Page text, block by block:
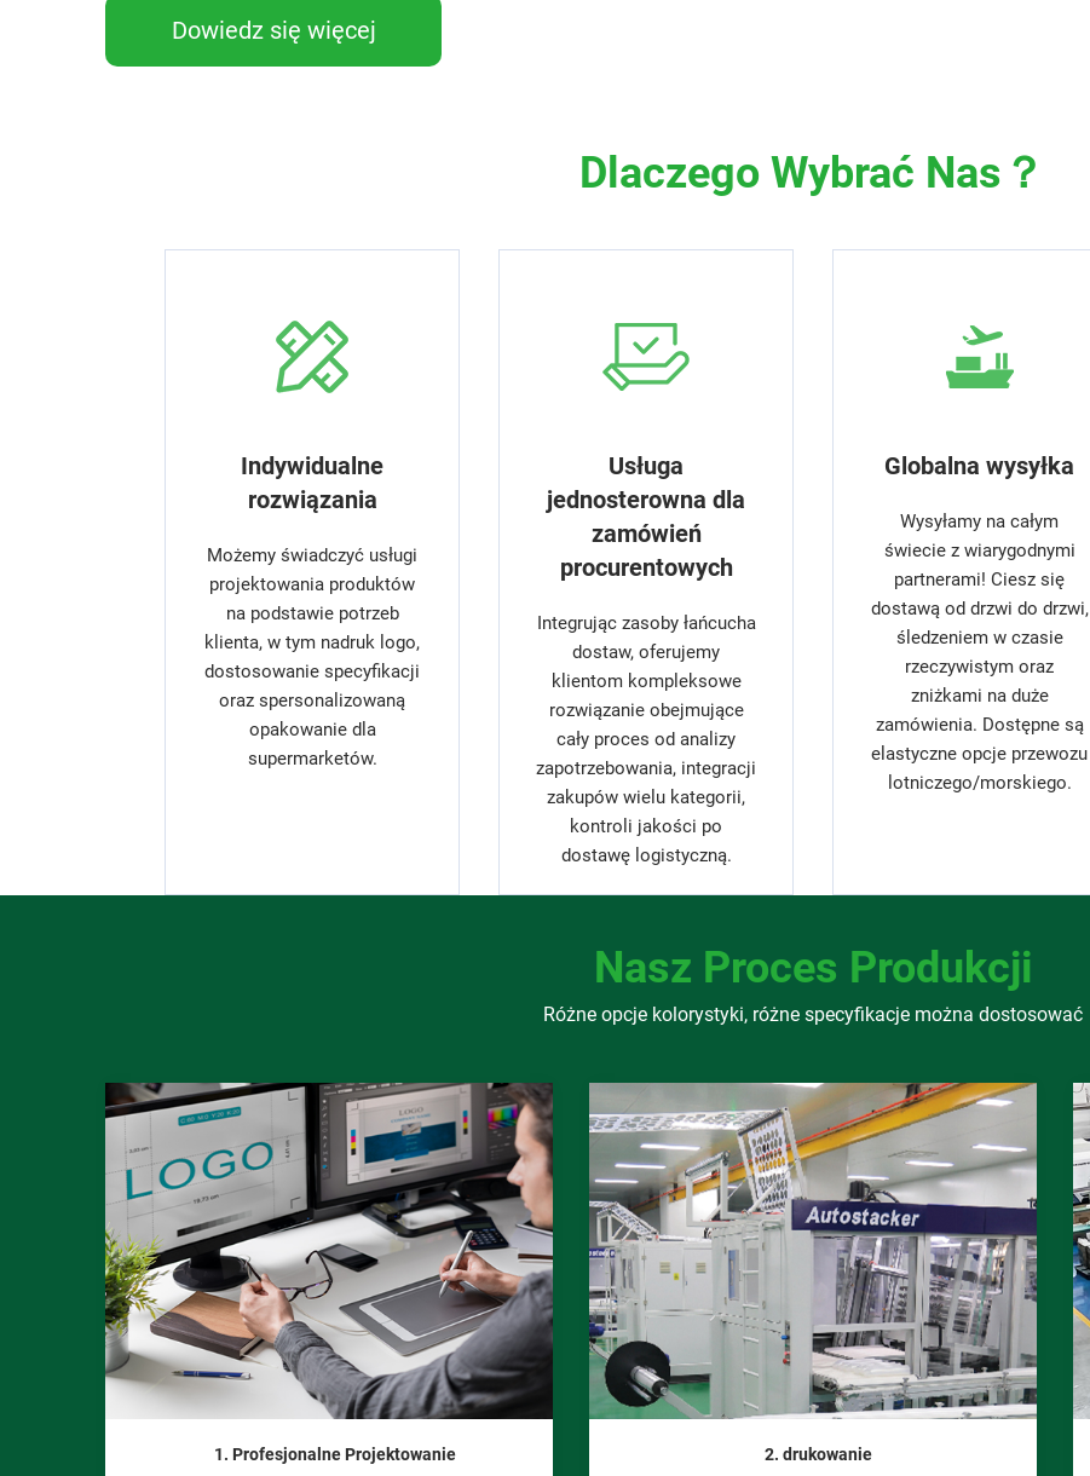
Dowiedz się więcej
Dlaczego Wybrać Nas？
Indywidualne
rozwiązania
Możemy świadczyć usługi
projektowania produktów
na podstawie potrzeb
klienta, w tym nadruk logo,
dostosowanie specyfikacji
oraz spersonalizowaną
opakowanie dla
supermarketów.
Usługa
jednosterowna dla
zamówień
procurentowych
Integrując zasoby łańcucha
dostaw, oferujemy
klientom kompleksowe
rozwiązanie obejmujące
cały proces od analizy
zapotrzebowania, integracji
zakupów wielu kategorii,
kontroli jakości po
dostawę logistyczną.
Globalna wysyłka
Wysyłamy na całym
świecie z wiarygodnymi
partnerami! Ciesz się
dostawą od drzwi do drzwi,
śledzeniem w czasie
rzeczywistym oraz
zniżkami na duże
zamówienia. Dostępne są
elastyczne opcje przewozu
lotniczego/morskiego.
Nasz Proces Produkcji
Różne opcje kolorystyki, różne specyfikacje można dostosować
1. Profesjonalne Projektowanie 2. drukowanie